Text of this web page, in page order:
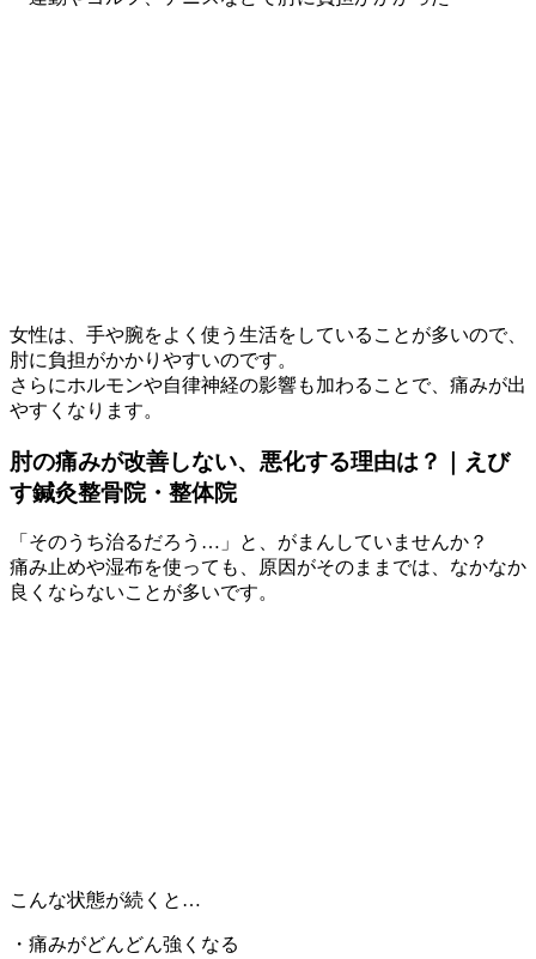
女性は、手や腕をよく使う生活をしていることが多いので、
肘に負担がかかりやすいのです。
さらにホルモンや自律神経の影響も加わることで、痛みが出
やすくなります。
肘の痛みが改善しない、悪化する理由は？｜えび
す鍼灸整骨院・整体院
「そのうち治るだろう…」と、がまんしていませんか？
痛み止めや湿布を使っても、原因がそのままでは、なかなか
良くならないことが多いです。
こんな状態が続くと…
・痛みがどんどん強くなる